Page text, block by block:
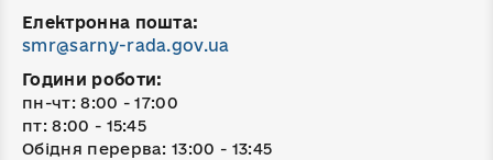
Електронна пошта:
smr@sarny-rada.gov.ua
Години роботи:
пн-чт: 8:00 - 17:00
пт: 8:00 - 15:45
Обідня перерва: 13:00 - 13:45